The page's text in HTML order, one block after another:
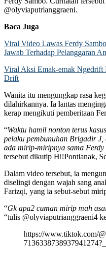
@olyviaputrianggraeni.
Baca Juga
Viral Video Lawas Ferdy
Jawab Terhadap Pelanggaran
Viral Aksi Emak-emak
Drift
Wanita itu mengungkap rasa
dilahirkannya. Ia lantas
kerap mengikuti pemberitaan
“Waktu hamil nonton terus
pelaku pembunuhan Brigadir J,
ada mirip-miripnya sama Ferdy
tersebut dikutip Hi!Pontianak,
Dalam video tersebut, ia
diselingi dengan wajah sang
Farizqi, yang ia sebut-sebut
“Gk apa2 cuman mirip mah
“tulis @olyviaputrianggraeni4
https://www.tiktok.com/